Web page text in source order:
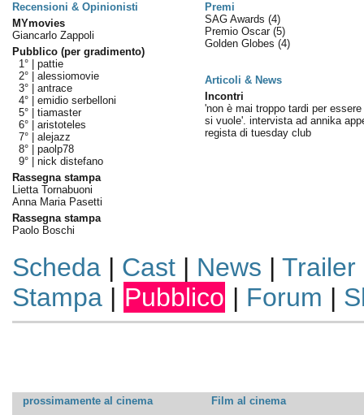
Recensioni & Opinionisti
Premi
MYmovies
Giancarlo Zappoli
Pubblico (per gradimento)
1° | pattie
2° | alessiomovie
3° | antrace
4° | emidio serbelloni
5° | tiamaster
6° | aristoteles
7° | alejazz
8° | paolp78
9° | nick distefano
Rassegna stampa
Lietta Tornabuoni
Anna Maria Pasetti
Rassegna stampa
Paolo Boschi
SAG Awards (4)
Premio Oscar (5)
Golden Globes (4)
Articoli & News
Incontri
'non è mai troppo tardi per
si vuole'. intervista ad annika
regista di tuesday club
Scheda| Cast| News | Trailer
Stampa| Pubblico | Forum |
prossimamente al cinema
Film al cinema